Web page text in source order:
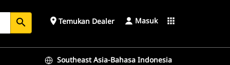
search place Temukan Dealer Masuk apps
Southeast Asia-Bahasa Indonesia